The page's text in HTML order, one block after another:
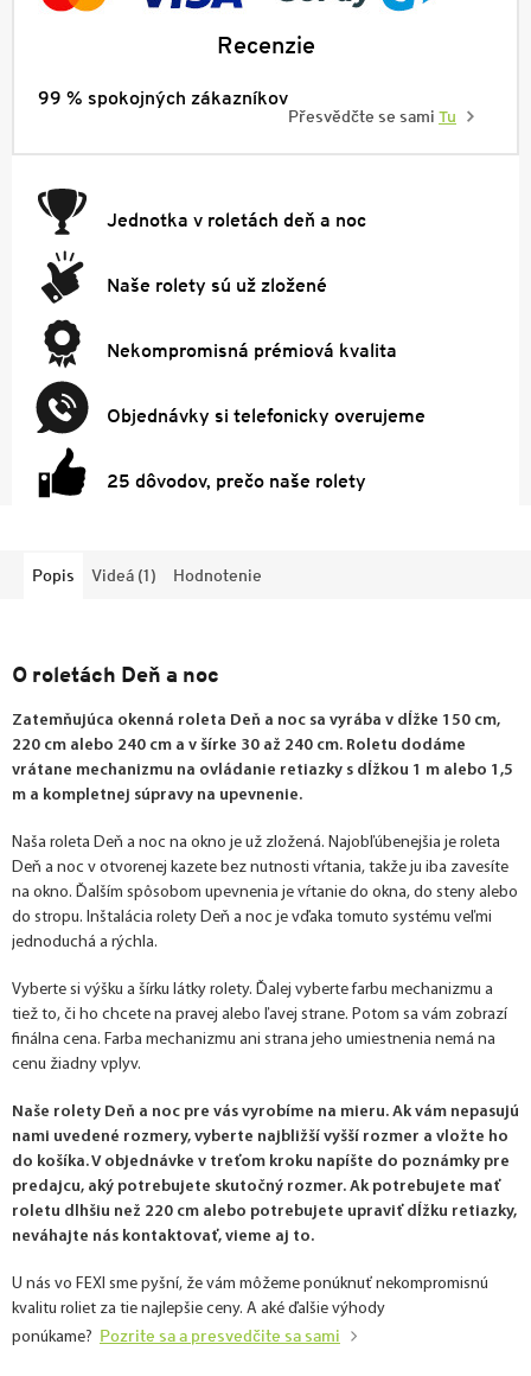
Recenzie
99 % spokojných zákazníkov
Přesvědčte se sami Tu
Jednotka v roletách deň a noc
Naše rolety sú už zložené
Nekompromisná prémiová kvalita
Objednávky si telefonicky overujeme
25 dôvodov, prečo naše rolety
Popis Videá (1) Hodnotenie
O roletách Deň a noc
Zatemňujúca okenná roleta Deň a noc sa vyrába v dĺžke 150 cm,
220 cm alebo 240 cm a v šírke 30 až 240 cm. Roletu dodáme
vrátane mechanizmu na ovládanie retiazky s dĺžkou 1 m alebo 1,5
m a kompletnej súpravy na upevnenie.
Naša roleta Deň a noc na okno je už zložená. Najobľúbenejšia je roleta
Deň a noc v otvorenej kazete bez nutnosti vŕtania, takže ju iba zavesíte
na okno. Ďalším spôsobom upevnenia je vŕtanie do okna, do steny alebo
do stropu. Inštalácia rolety Deň a noc je vďaka tomuto systému veľmi
jednoduchá a rýchla.
Vyberte si výšku a šírku látky rolety. Ďalej vyberte farbu mechanizmu a
tiež to, či ho chcete na pravej alebo ľavej strane. Potom sa vám zobrazí
finálna cena. Farba mechanizmu ani strana jeho umiestnenia nemá na
cenu žiadny vplyv.
Naše rolety Deň a noc pre vás vyrobíme na mieru. Ak vám nepasujú
nami uvedené rozmery, vyberte najbližší vyšší rozmer a vložte ho
do košíka. V objednávke v treťom kroku napíšte do poznámky pre
predajcu, aký potrebujete skutočný rozmer. Ak potrebujete mať
roletu dlhšiu než 220 cm alebo potrebujete upraviť dĺžku retiazky,
neváhajte nás kontaktovať, vieme aj to.
U nás vo FEXI sme pyšní, že vám môžeme ponúknuť nekompromisnú
kvalitu roliet za tie najlepšie ceny. A aké ďalšie výhody
ponúkame? Pozrite sa a presvedčite sa sami